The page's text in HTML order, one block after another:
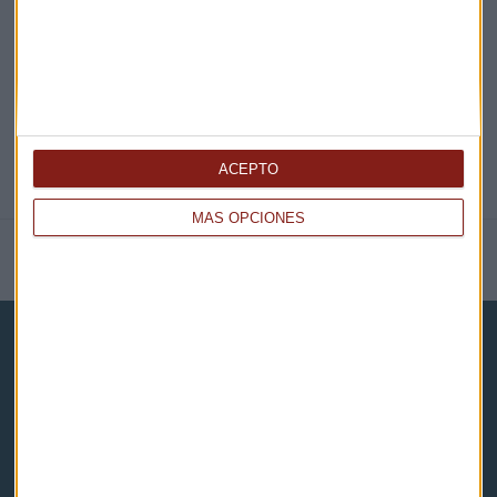
MÁS OPCIONES
ACEPTO